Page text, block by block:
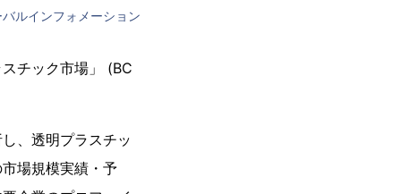
ルインフォメーション
チック市場」 (BC
、透明プラスチッ
場規模実績・予